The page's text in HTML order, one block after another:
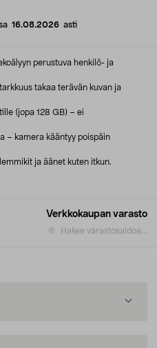
16.08.2026asti
Verkkokaupan varasto
Hakee varastosaldoa...
perustuva henkilö- ja
takaa terävän kuvan ja
(jopa 128 GB) – ei
– kamera kääntyy poispäin
ja äänet kuten itkun.